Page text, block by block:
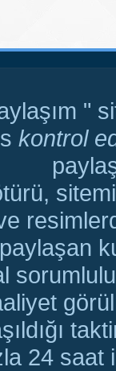
"
kontrol
24 saat